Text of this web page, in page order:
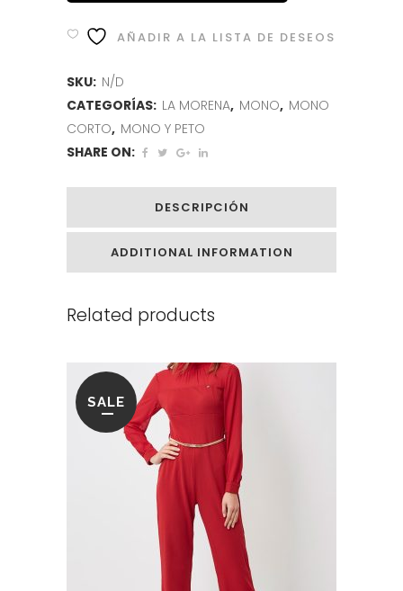
AÑADIR A LA LISTA DE DESEOS
SKU: N/D
CATEGORÍAS: LA MORENA, MONO, MONO
CORTO, MONO Y PETO
SHARE ON:
DESCRIPCIÓN
ADDITIONAL INFORMATION
Related products
SALE